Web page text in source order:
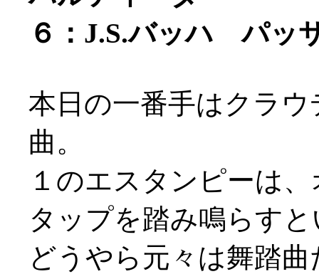
６：J.S.バッハ パッ
本日の一番手はクラ
曲。
１のエスタンピーは
タップを踏み鳴らす
どうやら元々は舞踏